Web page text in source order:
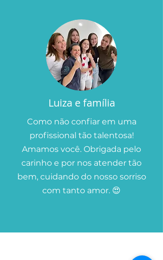
Luiza e família
Como não confiar em uma
profissional tão talentosa!
Amamos você. Obrigada pelo
carinho e por nos atender tão
bem, cuidando do nosso sorriso
com tanto amor. 😍